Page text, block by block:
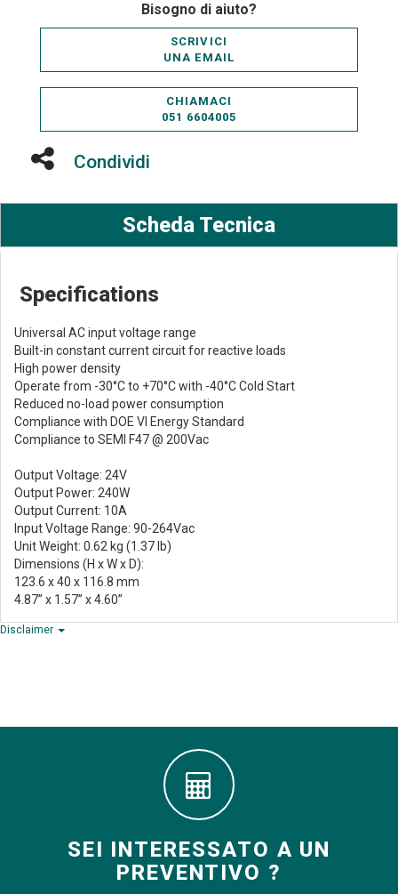
Bisogno di aiuto?
SCRIVICI
UNA EMAIL
CHIAMACI
051 6604005
Condividi
Scheda Tecnica
Specifications
Universal AC input voltage range
Built-in constant current circuit for reactive loads
High power density
Operate from -30°C to +70°C with -40°C Cold Start
Reduced no-load power consumption
Compliance with DOE VI Energy Standard
Compliance to SEMI F47 @ 200Vac
Output Voltage: 24V
Output Power: 240W
Output Current: 10A
Input Voltage Range: 90-264Vac
Unit Weight: 0.62 kg (1.37 lb)
Dimensions (H x W x D):
123.6 x 40 x 116.8 mm
4.87” x 1.57” x 4.60”
Disclaimer
SEI INTERESSATO A UN
PREVENTIVO ?